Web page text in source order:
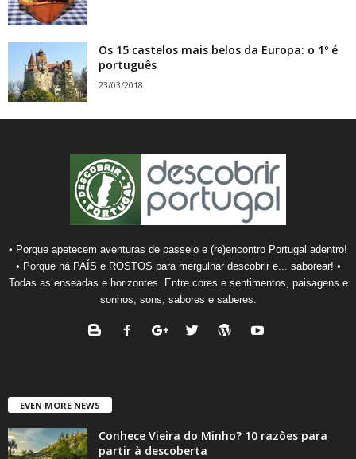
Os 15 castelos mais belos da Europa: o 1º é
português
23/03/2018
• Porque apetecem aventuras de passeio e (re)encontro Portugal adentro!
• Porque há PAÍS e ROSTOS para mergulhar descobrir e... saborear! •
Todas as enseadas e horizontes. Entre cores e sentimentos, paisagens e
sonhos, sons, sabores e saberes.
EVEN MORE NEWS
Conhece Vieira do Minho? 10 razões para
partir à descoberta